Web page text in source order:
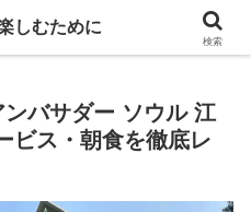
バサダー ソウル 江
ビス・朝食を徹底レ
しむために
検索